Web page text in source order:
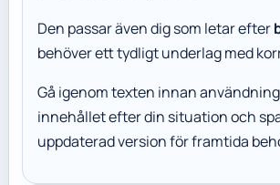
Den passar även dig som letar efter
behöver ett tydligt underlag med
Gå igenom texten innan
innehållet efter din situation och
uppdaterad version för framtida